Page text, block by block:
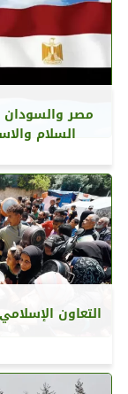
مصر والسودان
السلام
التعاون